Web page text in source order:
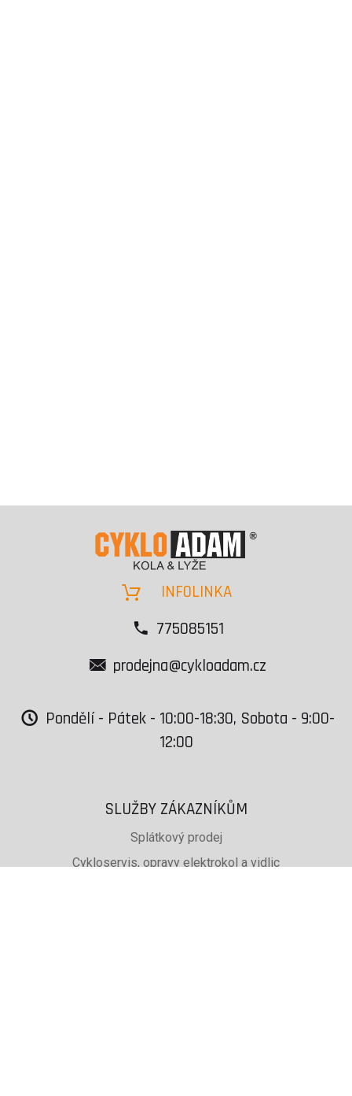
INFOLINKA
775085151
prodejna@cykloadam.cz
Pondělí - Pátek - 10:00-18:30, Sobota - 9:00-
12:00
SLUŽBY ZÁKAZNÍKŮM
Splátkový prodej
Cykloservis, opravy elektrokol a vidlic